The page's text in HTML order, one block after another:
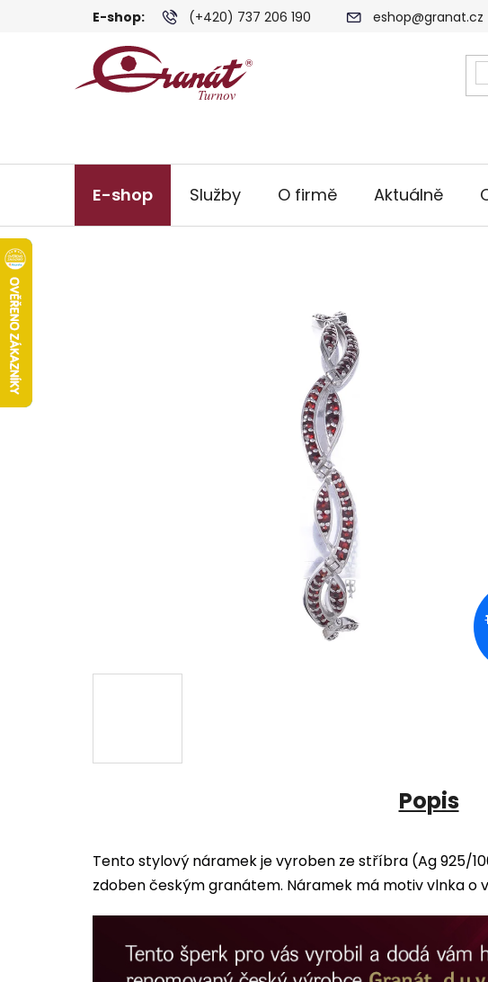
E-shop: (+420) 737 206 190 eshop@granat.cz
E-shop Služby O firmě Aktuálně
Popis
Tento stylový náramek je vyroben ze stříbra (Ag 925/
zdoben českým granátem. Náramek má motiv vlnka o